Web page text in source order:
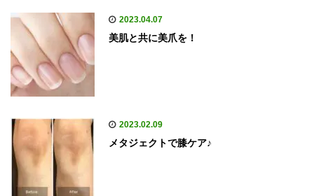
2023.04.07
美肌と共に美爪を！
2023.02.09
メタジェクトで膝ケア♪